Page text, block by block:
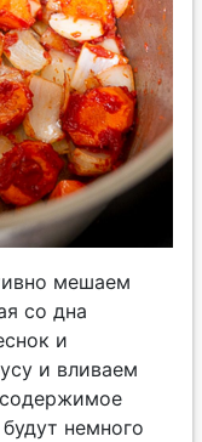
мешаем
со дна
и
и вливаем
немного